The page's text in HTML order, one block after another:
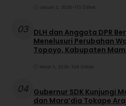
Januari 2, 2026 113 Dilihat
03 DLH dan Anggota DPR
Menelusuri Perubahan
Topoyo, Kabupaten
Maret 5, 2026 108 Dilihat
04 Gubernur SDK Kunjungi
dan Mara’dia Tokape